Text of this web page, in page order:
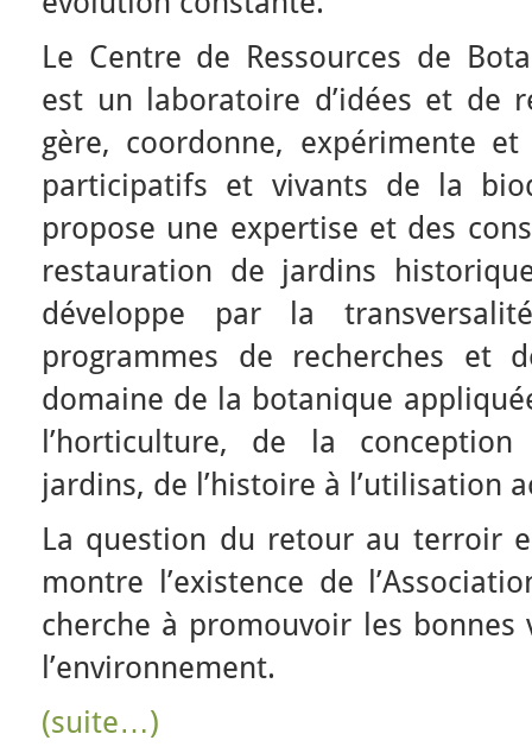
Le Centre de Ressources de
est un laboratoire d’idées et de
gère, coordonne, expérimente
participatifs et vivants de la
propose une expertise et des
restauration de jardins
développe par la
programmes de recherches et
domaine de la botanique
l’horticulture, de la
jardins, de l’histoire à l’utilisation
La question du retour au terroir
montre l’existence de
cherche à promouvoir les
l’environnement.
(suite…)